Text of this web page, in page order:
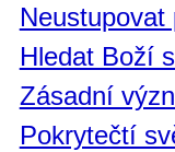
Hledat Boží
Zásadní
Pokrytečtí